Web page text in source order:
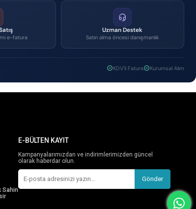
e-fatura
Uzman Destek
Satın alma öncesi danışmanlık
KDV'li Fatura Kurumsal Alım
Sahin
E-BÜLTEN KAYIT
Kampanyalarımızdan ve indirimlerimizden güncel
olarak haberdar olun.
Gönder